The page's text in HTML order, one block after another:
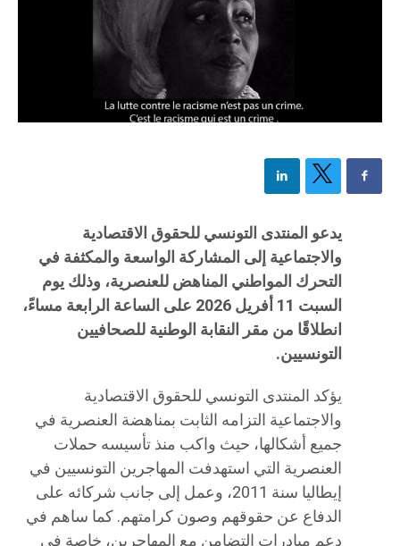
يدعو المنتدى التونسي للحقوق الاقتصادية
والاجتماعية إلى المشاركة الواسعة والمكثفة في
التحرك المواطني المناهض للعنصرية، وذلك يوم
السبت 11 أفريل 2026 على الساعة الرابعة مساءً،
انطلاقًا من مقر النقابة الوطنية للصحافيين
التونسيين.
يؤكد المنتدى التونسي للحقوق الاقتصادية
والاجتماعية التزامه الثابت بمناهضة العنصرية في
جميع أشكالها، حيث واكب منذ تأسيسه حملات
العنصرية التي استهدفت المهاجرين التونسيين في
إيطاليا سنة 2011، وعمل إلى جانب شركائه على
الدفاع عن حقوقهم وصون كرامتهم. كما ساهم في